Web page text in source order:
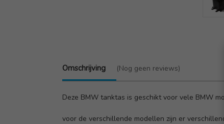
Omschrijving (Nog geen reviews)
Deze BMW tanktas is geschikt voor vele BMW
voor de verschillende modellen zijn er